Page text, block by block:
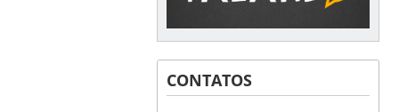
CONTATOS